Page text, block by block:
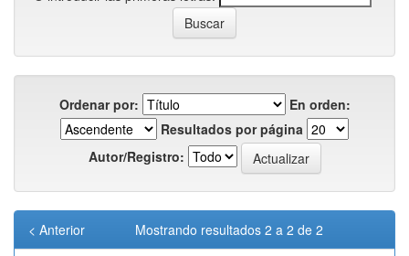
Ordenar por:
En orden:
Resultados por página
Autor/Registro:
Mostrando resultados 2 a 2 de 2
< Anterior